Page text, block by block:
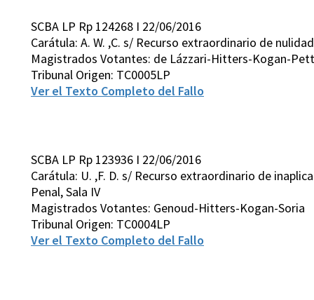
SCBA LP Rp 124268 I 22/06/2016
Carátula: A. W. ,C. s/ Recurso extraordinario de
Magistrados Votantes: de Lázzari-Hitters-Kogan-
Tribunal Origen: TC0005LP
Ver el Texto Completo del Fallo
SCBA LP Rp 123936 I 22/06/2016
Carátula: U. ,F. D. s/ Recurso extraordinario de
Penal, Sala IV
Magistrados Votantes: Genoud-Hitters-Kogan-Soria
Tribunal Origen: TC0004LP
Ver el Texto Completo del Fallo